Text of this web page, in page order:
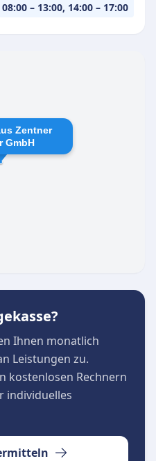
08:00 – 13:00, 14:00 – 17:00
Zentner
GmbH
Ihnen monatlich
Leistungen zu.
kostenlosen Rechnern
individuelles